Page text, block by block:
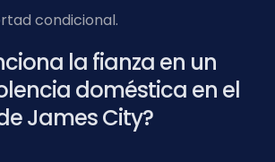
condicional.
la fianza en un
doméstica en el
James City?